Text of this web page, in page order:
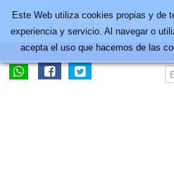
Este Web utiliza cookies propias y de
experiencia y servicio. Al navegar o
acepta el uso que hacemos de las